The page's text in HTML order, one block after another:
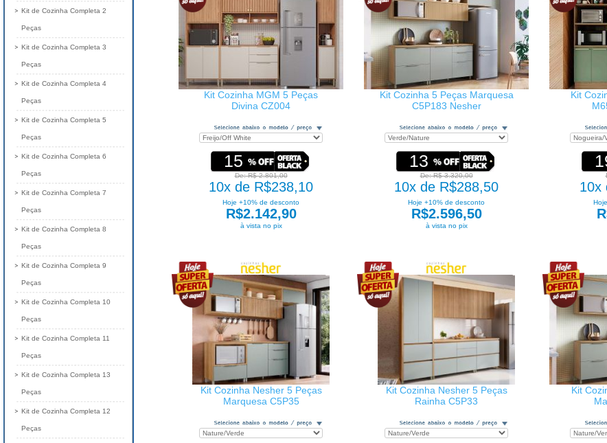
Kit Cozinha MGM 5 Peças
Divina CZ004
15
De: R$ 2.801,00
10x de R$238,10
Hoje +10% de desconto
R$2.142,90
à vista no pix
Kit Cozinha 5 Peças Marquesa
C5P183 Nesher
13
De: R$ 3.320,00
10x de R$288,50
Hoje +10% de desconto
R$2.596,50
à vista no pix
Kit
10x
Kit Cozinha Nesher 5 Peças
Marquesa C5P35
Kit Cozinha Nesher 5 Peças
Rainha C5P33
Kit
Kit de Cozinha Completa 2
Peças
Kit de Cozinha Completa 3
Peças
Kit de Cozinha Completa 4
Peças
Kit de Cozinha Completa 5
Peças
Kit de Cozinha Completa 6
Peças
Kit de Cozinha Completa 7
Peças
Kit de Cozinha Completa 8
Peças
Kit de Cozinha Completa 9
Peças
Kit de Cozinha Completa 10
Peças
Kit de Cozinha Completa 11
Peças
Kit de Cozinha Completa 13
Peças
Kit de Cozinha Completa 12
Peças